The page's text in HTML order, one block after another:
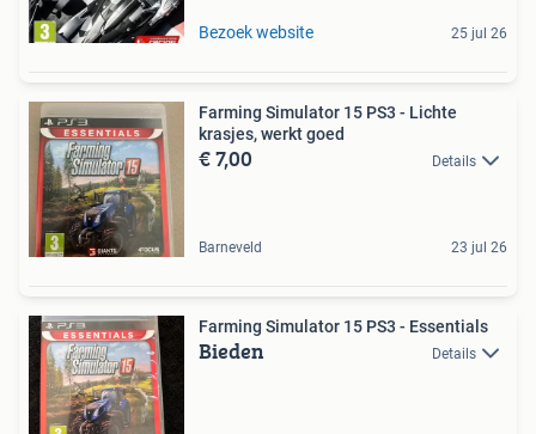
Bezoek website 25 jul 26
Farming Simulator 15 PS3 - Lichte
krasjes, werkt goed
€ 7,00 Details
Barneveld 23 jul 26
Farming Simulator 15 PS3 - Essentials
Bieden Details